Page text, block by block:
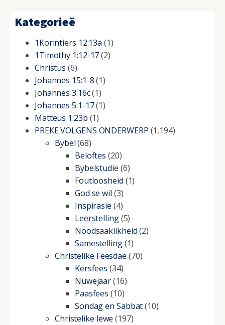
Kategorieë
1Korintiers 12:13a (1)
1Timothy 1:12-17(2)
Christus (6)
Johannes 15:1-8(1)
Johannes 3:16c(1)
Johannes 5:1-17(1)
Matteus 1:23b (1)
PREKE VOLGENS ONDERWERP (1,194)
Bybel(68)
Beloftes (20)
Bybelstudie (6)
Foutloosheid (1)
God se wil (3)
Inspirasie (4)
Leerstelling(5)
Noodsaaklikheid(2)
Samestelling(1)
Christelike Feesdae (70)
Kersfees (34)
Nuwejaar(16)
Paasfees (10)
Sondag en Sabbat(10)
Christelike lewe (197)